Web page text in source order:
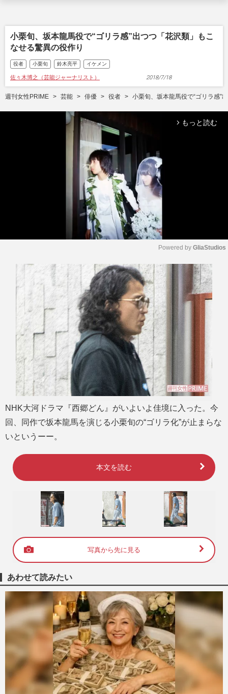
小栗旬、坂本龍馬役で“ゴリラ感”出つつ「花沢類」もこ
なせる驚異の役作り
役者 小栗旬 鈴木亮平 イケメン
佐々木博之（芸能ジャーナリスト） 2018/7/18
週刊女性PRIME 芸能 俳優 役者 小栗旬、坂本龍馬役で“ゴリラ感”
arrow_forward_ios もっと読む
u
e
Powered by GliaStudios
NHK大河ドラマ『西郷どん』がいよいよ佳境に入った。今
回、同作で坂本龍馬を演じる小栗旬の“ゴリラ化”が止まらな
いというーー。
本文を読む
写真から先に見る
あわせて読みたい